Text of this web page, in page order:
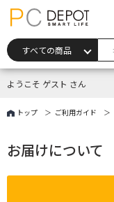
ようこそ ゲスト さん
トップ ご利用ガイド
お届けについて